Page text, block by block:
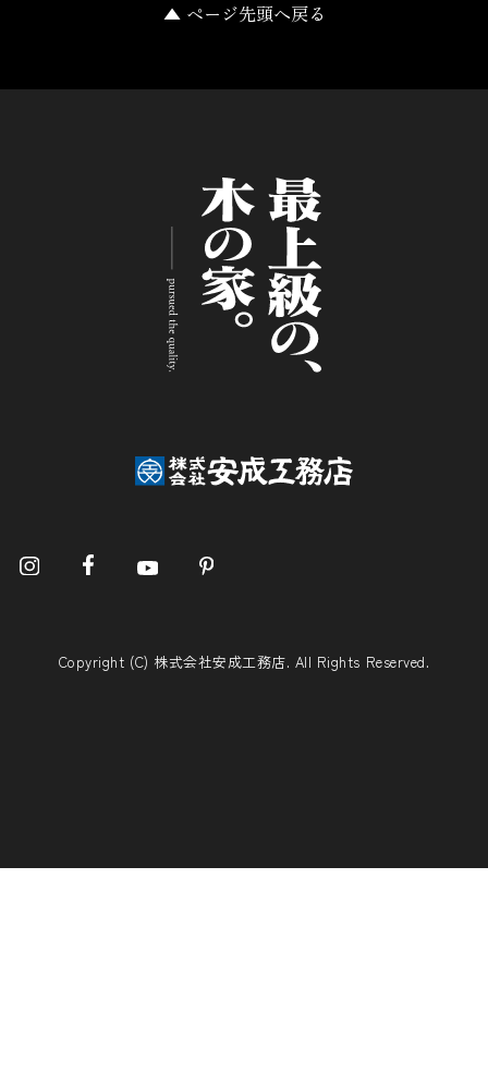
▲ ページ先頭へ戻る
Copyright (C) 株式会社安成工務店. All Rights Reserved.